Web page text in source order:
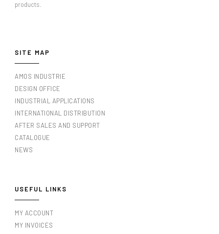
products.
SITE MAP
AMOS INDUSTRIE
DESIGN OFFICE
INDUSTRIAL APPLICATIONS
INTERNATIONAL DISTRIBUTION
AFTER SALES AND SUPPORT
CATALOGUE
NEWS
USEFUL LINKS
MY ACCOUNT
MY INVOICES